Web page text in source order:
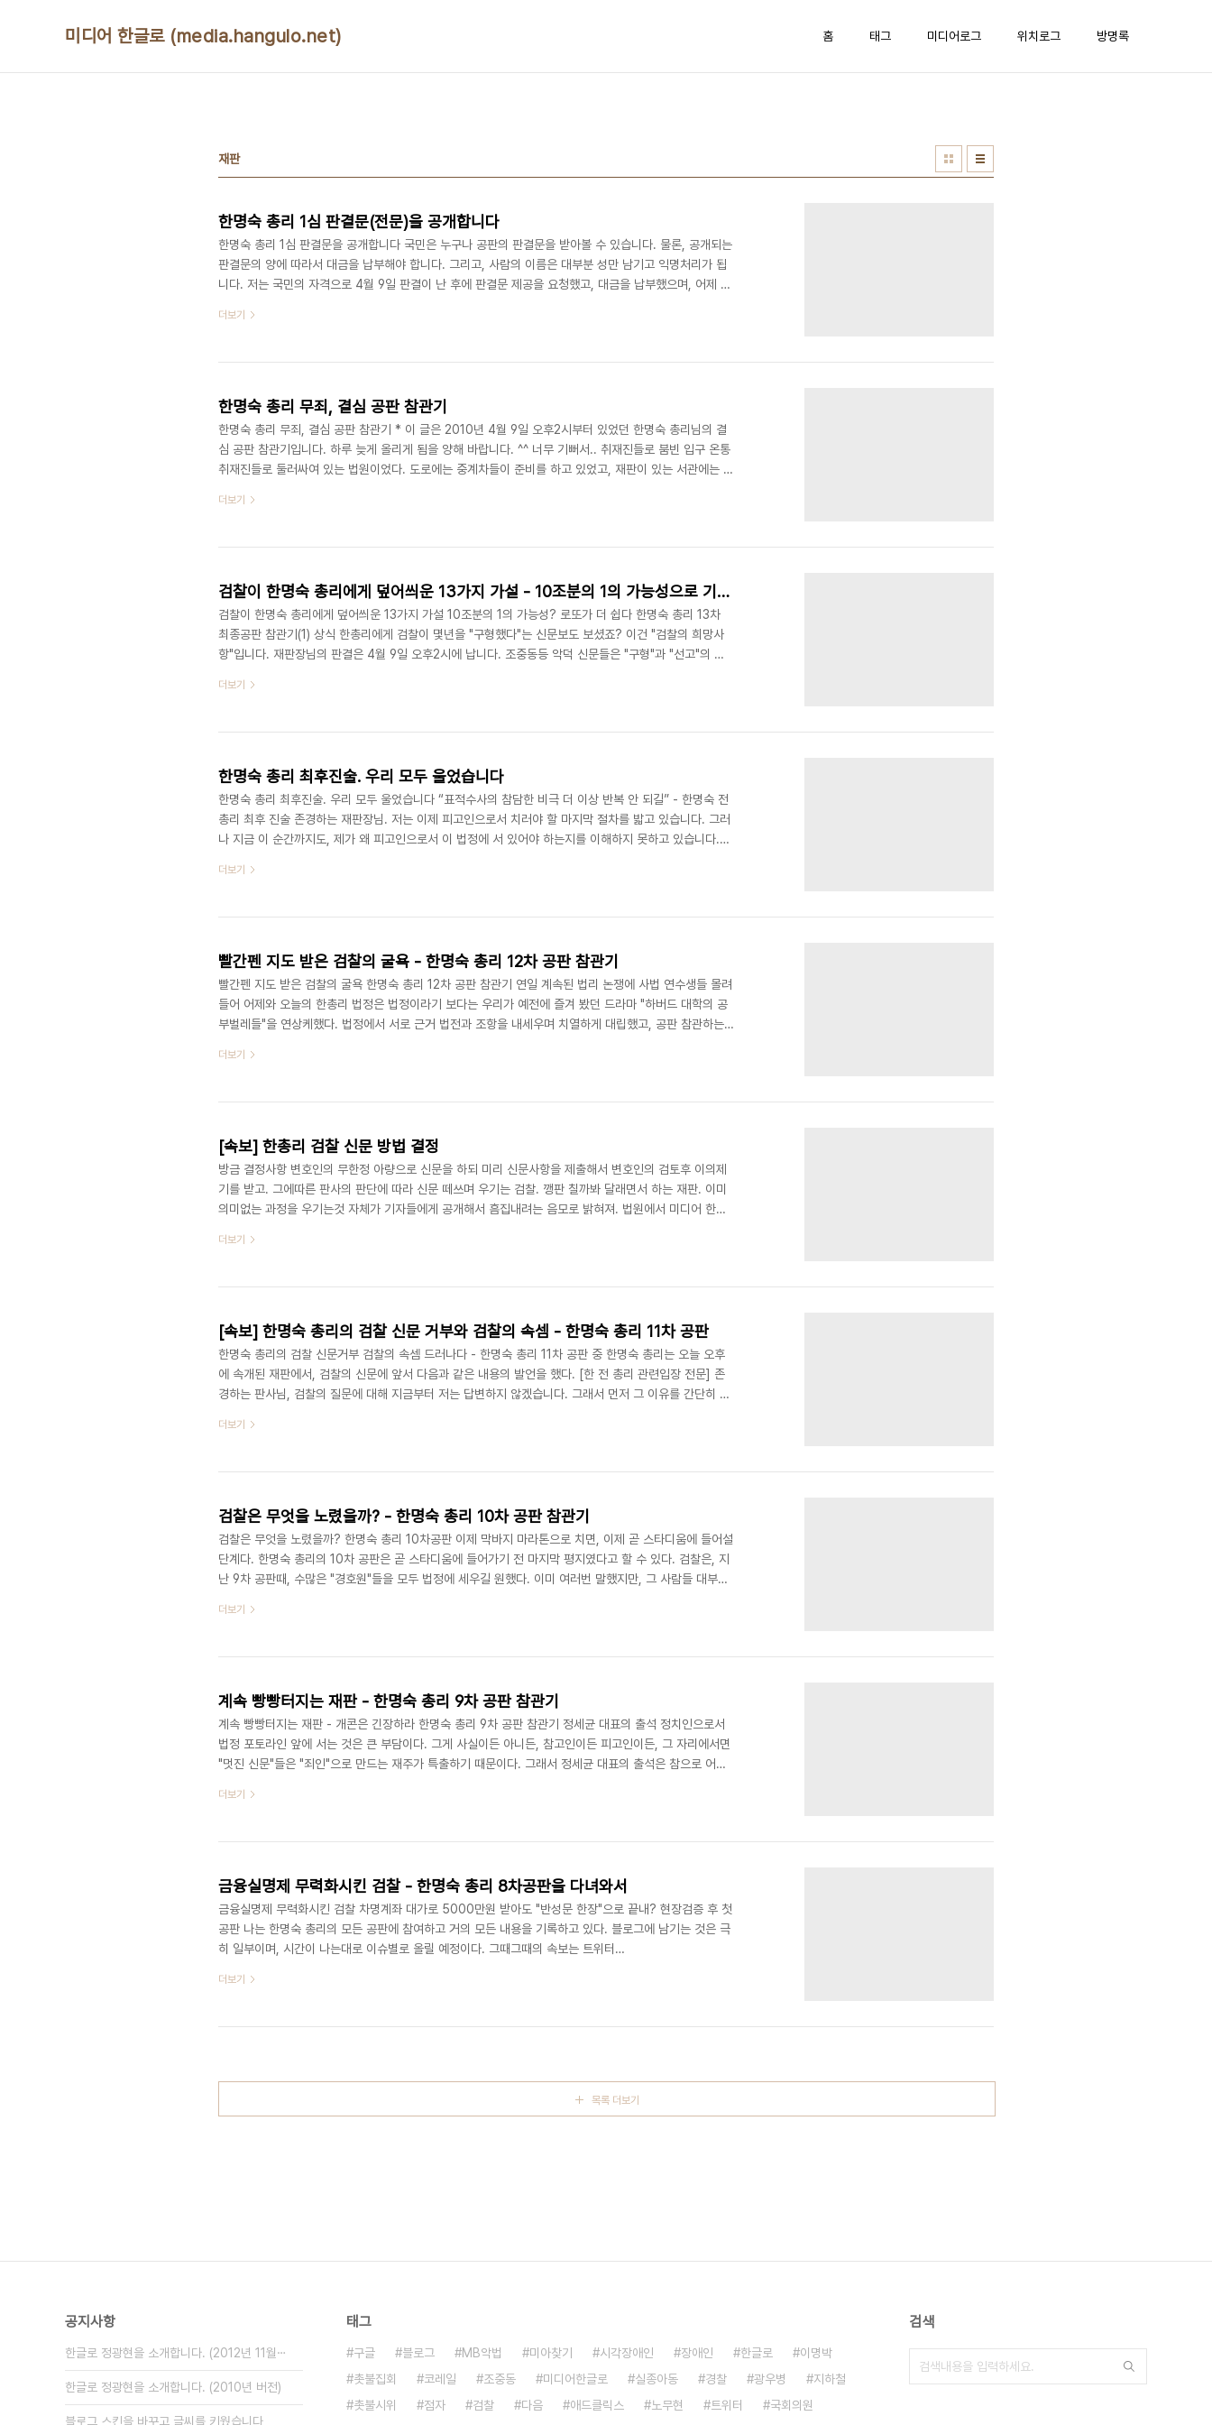
미디어 한글로 (media.hangulo.net) 홈 태그 미디어로그 위치로그 방명록
재판
한명숙 총리 1심 판결문(전문)을 공개합니다
한명숙 총리 1심 판결문을 공개합니다 국민은 누구나 공판의 판결문을 받아볼 수 있습니다. 물론, 공개되는
판결문의 양에 따라서 대금을 납부해야 합니다. 그리고, 사람의 이름은 대부분 성만 남기고 익명처리가 됩
니다. 저는 국민의 자격으로 4월 9일 판결이 난 후에 판결문 제공을 요청했고, 대금을 납부했으며, 어제 이
족한 것이 아닙니다. 아예 없던 사건을 검찰이 만들었는데, 그게 일어나려면 10조분의 1확률의 이상한 천
짚은 이 판결문을 법정에서 읽은 것입니다. 많은 분들이 공유했으면 좋겠습니다. 고맙습..
더보기
한명숙 총리 무죄, 결심 공판 참관기
한명숙 총리 무죄, 결심 공판 참관기 * 이 글은 2010년 4월 9일 오후2시부터 있었던 한명숙 총리님의 결
심 공판 참관기입니다. 하루 늦게 올리게 됨을 양해 바랍니다. ^^ 너무 기뻐서.. 취재진들로 붐빈 입구 온통
취재진들로 둘러싸여 있는 법원이었다. 도로에는 중계차들이 준비를 하고 있었고, 재판이 있는 서관에는 온
311호실(이번 재판이 계속 열렸던 곳)로 들어가기 위한 중앙 출입구 검색대에는 수많은 사람들이 줄을 서
는데, 한 사람이 서너 자리를 맡는 여태까지의 관례상, 상당히 자리를 잡..
더보기
검찰이 한명숙 총리에게 덮어씌운 13가지 가설 - 10조분의 1의 가능성으로 기소? 한명숙 총리 13차 최종공판 참관기(1)
검찰이 한명숙 총리에게 덮어씌운 13가지 가설 10조분의 1의 가능성? 로또가 더 쉽다 한명숙 총리 13차
최종공판 참관기(1) 상식 한총리에게 검찰이 몇년을 "구형했다"는 신문보도 보셨죠? 이건 "검찰의 희망사
항"입니다. 재판장님의 판결은 4월 9일 오후2시에 납니다. 조중동등 악덕 신문들은 "구형"과 "선고"의 차
일부러" 그렇게 하는 것입니다. 주변 어르신들에게 "구형"과 "선고"의 차이점을 알려드리세요. 알립니다 지
술, 한총리님의 최후 진술 등으로 끝을 맺었습니다.이미 한총리님의 최종 진..
더보기
한명숙 총리 최후진술. 우리 모두 울었습니다
한명숙 총리 최후진술. 우리 모두 울었습니다 “표적수사의 참담한 비극 더 이상 반복 안 되길” - 한명숙 전
총리 최후 진술 존경하는 재판장님. 저는 이제 피고인으로서 치러야 할 마지막 절차를 밟고 있습니다. 그러
나 지금 이 순간까지도, 제가 왜 피고인으로서 이 법정에 서 있어야 하는지를 이해하지 못하고 있습니다.
켜볼 뿐입니다. 그럼에도 불구하고, 여러 가지 의미에서 정치적으로 매우 민감한 사건을, 보편적이고 법리
는 사이가 되고, 식사를 하면 청탁과 이권이 오고가는 관계로 발전한다는 해괴한 논리의 세..
더보기
빨간펜 지도 받은 검찰의 굴욕 - 한명숙 총리 12차 공판 참관기
빨간펜 지도 받은 검찰의 굴욕 한명숙 총리 12차 공판 참관기 연일 계속된 법리 논쟁에 사법 연수생들 몰려
들어 어제와 오늘의 한총리 법정은 법정이라기 보다는 우리가 예전에 즐겨 봤던 드라마 "하버드 대학의 공
부벌레들"을 연상케했다. 법정에서 서로 근거 법전과 조항을 내세우며 치열하게 대립했고, 공판 참관하는
이는 2007년 개정된 형사소송법 덕분이다. 그 전까지는 피고인의 진술이 가장 중요한 증거였지만, 개정된
피고인 신문의 경우에는 위증하지 않겠다는 선서조차 하지 않는다. (그래서 어제 맘껏 곽사장이..
더보기
[속보] 한총리 검찰 신문 방법 결정
방금 결정사항 변호인의 무한정 아량으로 신문을 하되 미리 신문사항을 제출해서 변호인의 검토후 이의제
기를 받고. 그에따른 판사의 판단에 따라 신문 떼쓰며 우기는 검찰. 깽판 칠까봐 달래면서 하는 재판. 이미
의미없는 과정을 우기는것 자체가 기자들에게 공개해서 흠집내려는 음모로 밝혀져. 법원에서 미디어 한글
더보기
[속보] 한명숙 총리의 검찰 신문 거부와 검찰의 속셈 - 한명숙 총리 11차 공판
한명숙 총리의 검찰 신문거부 검찰의 속셈 드러나다 - 한명숙 총리 11차 공판 중 한명숙 총리는 오늘 오후
에 속개된 재판에서, 검찰의 신문에 앞서 다음과 같은 내용의 발언을 했다. [한 전 총리 관련입장 전문] 존
경하는 판사님, 검찰의 질문에 대해 지금부터 저는 답변하지 않겠습니다. 그래서 먼저 그 이유를 간단히 말
건은 기소도 되기 전에 조선일보 1면에 피의사실이 공표되어 한 개인을 사회적 범죄자로 낙인찍었습니다.
없었고, 너무 부당한 처사에 항의하기 위해서 제게 주어진 권리인 묵비권을 행사했습니다...
더보기
검찰은 무엇을 노렸을까? - 한명숙 총리 10차 공판 참관기
검찰은 무엇을 노렸을까? 한명숙 총리 10차공판 이제 막바지 마라톤으로 치면, 이제 곧 스타디움에 들어설
단계다. 한명숙 총리의 10차 공판은 곧 스타디움에 들어가기 전 마지막 평지였다고 할 수 있다. 검찰은, 지
난 9차 공판때, 수많은 "경호원"들을 모두 법정에 세우길 원했다. 이미 여러번 말했지만, 그 사람들 대부분
런 "모르는" 사람들을 데려다놓고 무엇을 알고 싶어서 그리도 우겼는지, 알 길이 없었다. 하두 떼를 부리니,
설명하기로 하자. 그런데, 웃긴것은 오늘은 두 명만 나왔다는거. 한 명은..
더보기
계속 빵빵터지는 재판 - 한명숙 총리 9차 공판 참관기
계속 빵빵터지는 재판 - 개콘은 긴장하라 한명숙 총리 9차 공판 참관기 정세균 대표의 출석 정치인으로서
법정 포토라인 앞에 서는 것은 큰 부담이다. 그게 사실이든 아니든, 참고인이든 피고인이든, 그 자리에서면
"멋진 신문"들은 "죄인"으로 만드는 재주가 특출하기 때문이다. 그래서 정세균 대표의 출석은 참으로 어려
집필을 끝낸 상황이기 때문이다. "점심 베푸는 것을 그리 대단한 것으로 생각지 말라" 오늘 정대표의 명언
날이 별로 특별할 것이 없기에 기억못하는 증인... 이 재판에서 엄청나게 많이 ..
더보기
금융실명제 무력화시킨 검찰 - 한명숙 총리 8차공판을 다녀와서
금융실명제 무력화시킨 검찰 차명계좌 대가로 5000만원 받아도 "반성문 한장"으로 끝내? 현장검증 후 첫
공판 나는 한명숙 총리의 모든 공판에 참여하고 거의 모든 내용을 기록하고 있다. 블로그에 남기는 것은 극
히 일부이며, 시간이 나는대로 이슈별로 올릴 예정이다. 그때그때의 속보는 트위터
월 22일 월요일에는 사상최초의 총리공관 현장검증이 있었다. 내 생각에, 검찰은 의자를 기소하기 위해서
사실은 아니다"라고 밝혔다. 그런데, 그거 뉴스에 신나게 방송되더라... 결국은..
더보기
목록 더보기
공지사항
한글로 정광현을 소개합니다. (2012년 11월⋯
한글로 정광현을 소개합니다. (2010년 버전)
블로그 스킨을 바꾸고 글씨를 키웠습니다
태그
구글 블로그 MB악법 미아찾기 시각장애인 장애인 한글로
이명박
촛불집회
코레일 조중동 미디어한글로 실종아동 경찰 광우병
지하철
촛불시위
점자 검찰 다음 애드클릭스 노무현 트위터
국회의원
검색